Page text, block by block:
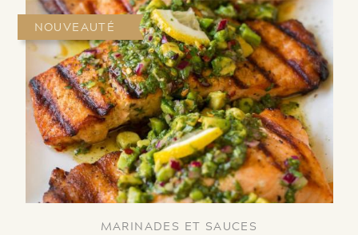
NOUVEAUTÉ
MARINADES ET SAUCES